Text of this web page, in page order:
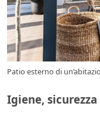
Patio esterno di
Igiene,